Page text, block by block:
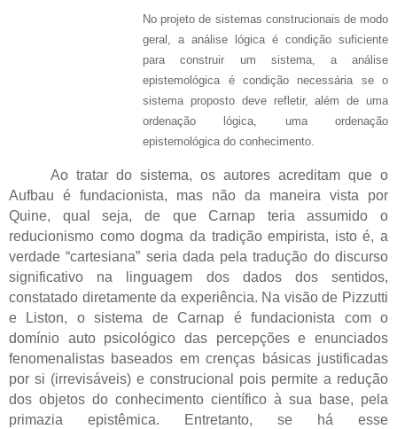
No projeto de sistemas construcionais de modo
geral, a análise lógica é condição suficiente
para construir um sistema, a análise
epistemológica é condição necessária se o
sistema proposto deve refletir, além de uma
ordenação lógica, uma ordenação
epistemológica do conhecimento.
Ao tratar do sistema, os autores acreditam que o
Aufbau é fundacionista, mas não da maneira vista por
Quine, qual seja, de que Carnap teria assumido o
reducionismo como dogma da tradição empirista, isto é, a
verdade “cartesiana” seria dada pela tradução do discurso
significativo na linguagem dos dados dos sentidos,
constatado diretamente da experiência. Na visão de Pizzutti
e Liston, o sistema de Carnap é fundacionista com o
domínio auto psicológico das percepções e enunciados
fenomenalistas baseados em crenças básicas justificadas
por si (irrevisáveis) e construcional pois permite a redução
dos objetos do conhecimento científico à sua base, pela
primazia epistêmica. Entretanto, se há esse